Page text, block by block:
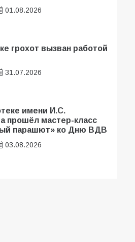
01.08.2026
грохот вызван работой
31.07.2026
имени И.С.
прошёл мастер-класс
парашют» ко Дню ВДВ
03.08.2026